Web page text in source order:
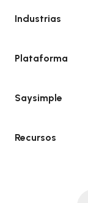
Industrias
Plataforma
Saysimple
Recursos